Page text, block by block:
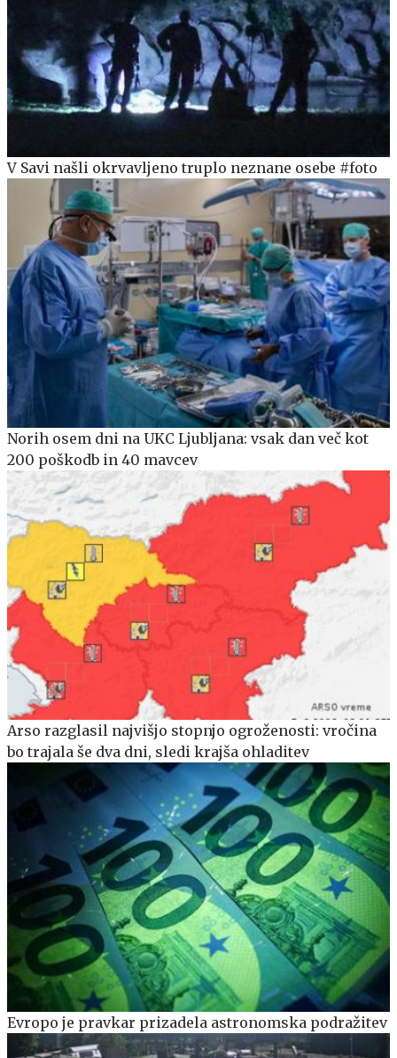
V Savi našli okrvavljeno truplo neznane osebe #foto
Norih osem dni na UKC Ljubljana: vsak dan več kot
200 poškodb in 40 mavcev
Arso razglasil najvišjo stopnjo ogroženosti: vročina
bo trajala še dva dni, sledi krajša ohladitev
Evropo je pravkar prizadela astronomska podražitev